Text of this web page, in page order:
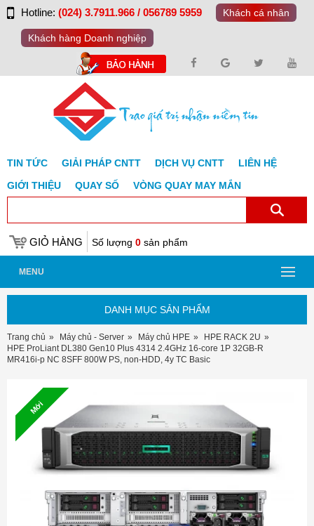
Hotline: (024) 3.7911.966 / 056789 5959 Khách cá nhân
Khách hàng Doanh nghiệp
TIN TỨC GIẢI PHÁP CNTT DỊCH VỤ CNTT
LIÊN HỆ
GIỚI THIỆU
QUAY SỐ VÒNG QUAY MAY MẮN
GIỎ HÀNG Số lượng 0 sản phẩm
MENU
DANH MỤC SẢN PHẨM
Trang chủ Máy chủ - Server Máy chủ HPE
HPE RACK 2U
HPE ProLiant DL380 Gen10 Plus 4314 2.4GHz 16-core 1P 32GB-R
MR416i-p NC 8SFF 800W PS, non-HDD, 4y TC Basic
Mới